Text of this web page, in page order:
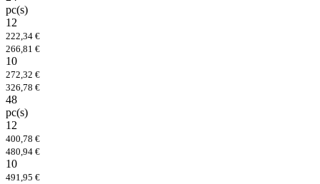
pc(s)
12
222,34 €
266,81 €
10
272,32 €
326,78 €
48
pc(s)
12
400,78 €
480,94 €
10
491,95 €